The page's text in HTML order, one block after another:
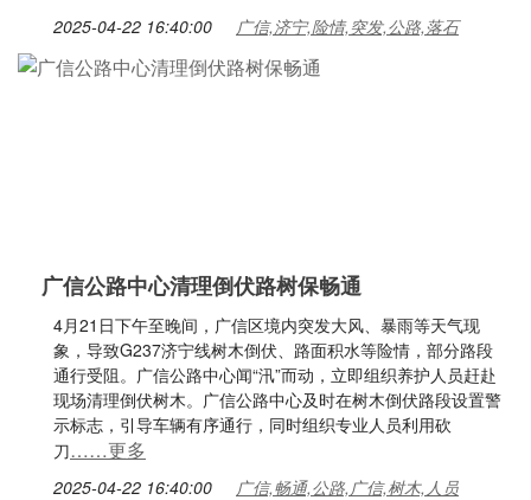
2025-04-22 16:40:00 广信,济宁,险情,突发,公路,落石
广信公路中心清理倒伏路树保畅通
4月21日下午至晚间，广信区境内突发大风、暴雨等天气现
象，导致G237济宁线树木倒伏、路面积水等险情，部分路段
通行受阻。广信公路中心闻“汛”而动，立即组织养护人员赶赴
现场清理倒伏树木。广信公路中心及时在树木倒伏路段设置警
示标志，引导车辆有序通行，同时组织专业人员利用砍
刀……更多
2025-04-22 16:40:00 广信,畅通,公路,广信,树木,人员